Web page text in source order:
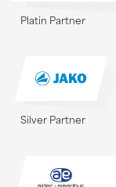
Platin Partner
Silver Partner